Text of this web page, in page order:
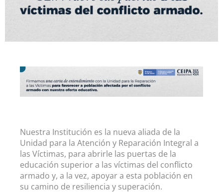
Nuestra Institución es la nueva aliada de la
Unidad para la Atención y Reparación Integral a
las Víctimas, para abrirle las puertas de la
educación superior a las víctimas del conflicto
armado y, a la vez, apoyar a esta población en
su camino de resiliencia y superación.